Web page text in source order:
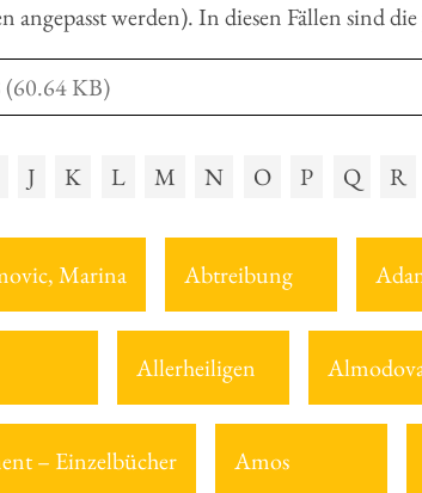
werden). In diesen Fällen sind
KB)
J K L M N O P Q R
Marina Abtreibung
Allerheiligen
– Einzelbücher Amos